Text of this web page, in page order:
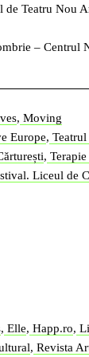
de Teatru Nou
– Centrul
, Moving
Europe,
,
Liceul de
, Elle, Happ.ro,
, Revista